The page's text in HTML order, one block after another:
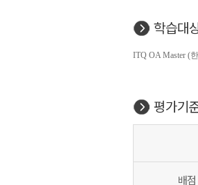
학습대
ITQ OA Master (
평가기
배점